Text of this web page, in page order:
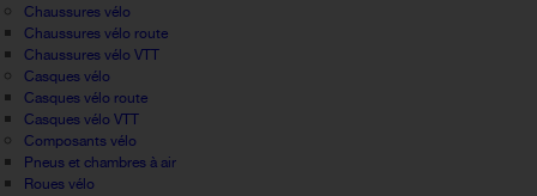
Chaussures vélo
Chaussures vélo route
Chaussures vélo VTT
Casques vélo
Casques vélo route
Casques vélo VTT
Composants vélo
Pneus et chambres à air
Roues vélo